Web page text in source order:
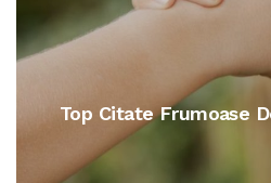
Citate De Dragoste
Iubita